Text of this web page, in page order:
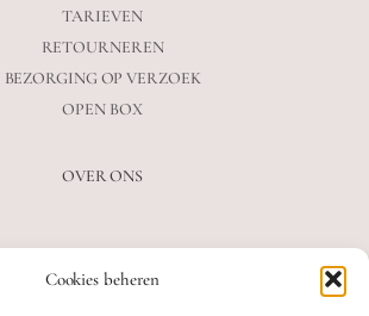
Cookies beheren
TARIEVEN
RETOURNEREN
BEZORGING OP VERZOEK
OPEN BOX
OVER ONS
VEELGESTELDE VRAGEN
OVER ONS